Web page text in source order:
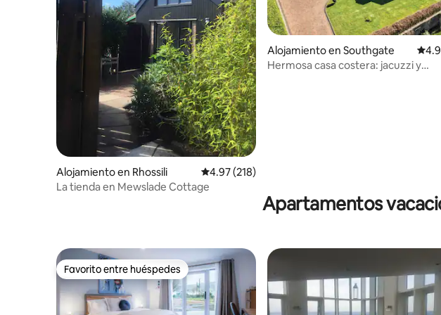
Alojamiento en Rhossili Calificación promedio: 4.97 de 5, 218 reseñas
4.97 (218)
La tienda en Mewslade Cottage
Alojamiento en Southgate
Hermosa casa costera: jacuzzi y
Apartamentos
Favorito entre huéspedes
Favorito entre huéspedes